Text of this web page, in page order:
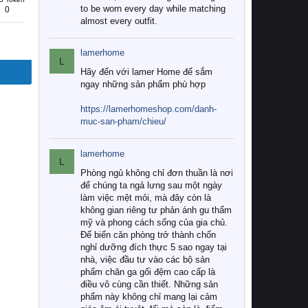
0
to be worn every day while matching
almost every outfit.
L
lamerhome
Hãy đến với lamer Home để sắm
ngay những sản phẩm phù hợp
https://lamerhomeshop.com/danh-
muc-san-pham/chieu/
L
lamerhome
Phòng ngủ không chỉ đơn thuần là nơi
để chúng ta ngả lưng sau một ngày
làm việc mệt mỏi, mà đây còn là
không gian riêng tư phản ánh gu thẩm
mỹ và phong cách sống của gia chủ.
Để biến căn phòng trở thành chốn
nghỉ dưỡng đích thực 5 sao ngay tại
nhà, việc đầu tư vào các bộ sản
phẩm chăn ga gối đệm cao cấp là
điều vô cùng cần thiết. Những sản
phẩm này không chỉ mang lại cảm